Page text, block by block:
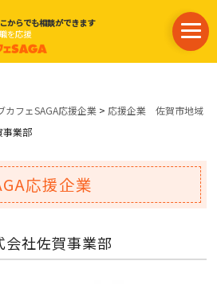
からでも相談ができます
を応援
カフェSAGA応援企業 > 応援企業 佐賀市地域
事業部
応援企業
社佐賀事業部